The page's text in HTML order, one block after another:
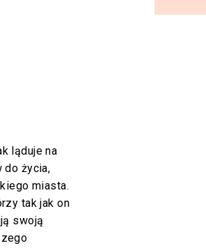
ląduje na
do życia,
miasta.
tak jak on
swoją